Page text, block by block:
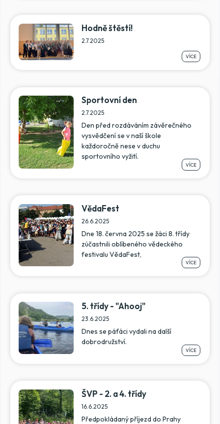
Hodně štěstí!
2.7.2025
VÍCE
Sportovní den
2.7.2025
Den před rozdáváním závěrečného
vysvědčení se v naší škole
každoročně nese v duchu
sportovního vyžití.
VÍCE
VědaFest
26.6.2025
Dne 18. června 2025 se žáci 8. třídy
zúčastnili oblíbeného vědeckého
festivalu VědaFest,
VÍCE
5. třídy - "Ahooj"
23.6.2025
Dnes se páťáci vydali na další
dobrodružství.
VÍCE
ŠVP - 2. a 4. třídy
16.6.2025
Předpokládaný příjezd do Prahy